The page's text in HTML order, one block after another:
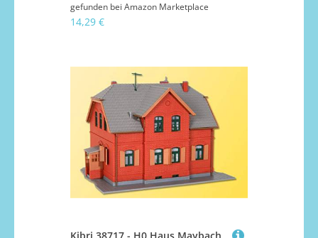
gefunden bei Amazon Marketplace
14,29 €